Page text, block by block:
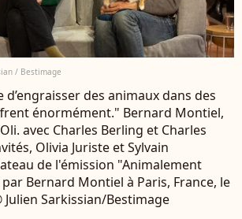
/ Bestimage
d’engraisser des animaux dans des
énormément." Bernard Montiel,
avec Charles Berling et Charles
Olivia Juriste et Sylvain
de l'émission "Animalement
Bernard Montiel à Paris, France, le
Julien Sarkissian/Bestimage